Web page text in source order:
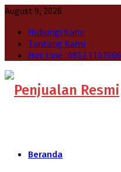
August 9, 2026
Hubungi Kami
Tantang Kami
Hot Line : 0812 1107666
Beranda